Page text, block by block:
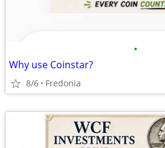
•
Why use Coinstar?
8/6 Fredonia